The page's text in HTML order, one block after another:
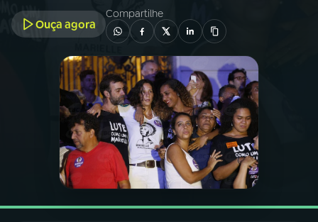
04PROGRAMAS
PODCASTS
VIDEOCASTS
ÚLTIMAS
Ouça agora
Compartilhe